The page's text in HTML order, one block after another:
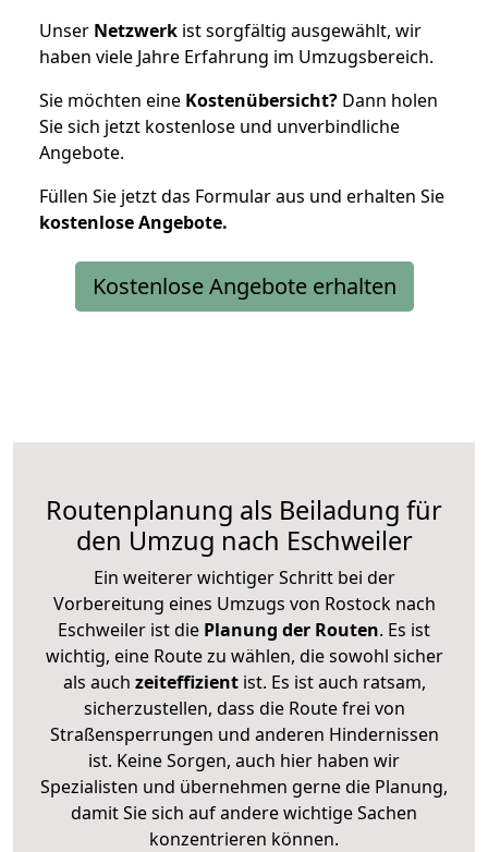
Unser Netzwerk ist sorgfältig ausgewählt, wir
haben viele Jahre Erfahrung im Umzugsbereich.
Sie möchten eine Kostenübersicht? Dann holen
Sie sich jetzt kostenlose und unverbindliche
Angebote.
Füllen Sie jetzt das Formular aus und erhalten Sie
kostenloseAngebote.
Kostenlose Angebote erhalten
Routenplanung als Beiladung für
den Umzug nach Eschweiler
Ein weiterer wichtiger Schritt bei der
Vorbereitung eines Umzugs von Rostock nach
Eschweiler ist die Planung der Routen. Es ist
wichtig, eine Route zu wählen, die sowohl sicher
als auch zeiteffizientist. Es ist auch ratsam,
sicherzustellen, dass die Route frei von
Straßensperrungen und anderen Hindernissen
ist. Keine Sorgen, auch hier haben wir
Spezialisten und übernehmen gerne die Planung,
damit Sie sich auf andere wichtige Sachen
konzentrieren können.